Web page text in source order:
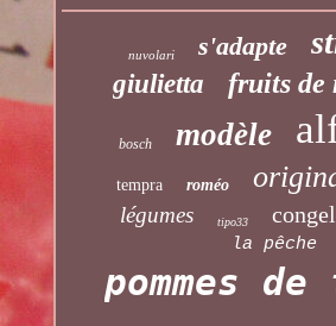
nuvolari s'adapte
giulietta fruits de
bosch modèle
tempra roméo
légumes tipo33
la pêche
pommes